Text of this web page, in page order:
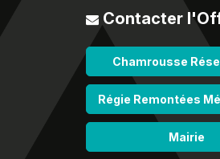
Contacter
Chamrousse
Régie Remontées
Mairie